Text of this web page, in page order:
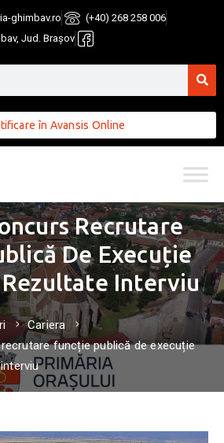
ghimbav.ro
(+40) 268 258 006
Jud. Brașov
în Avansis Online
Recrutare
De Execuție
Rezultate Interviu
Cariera
funcție publică de execuție